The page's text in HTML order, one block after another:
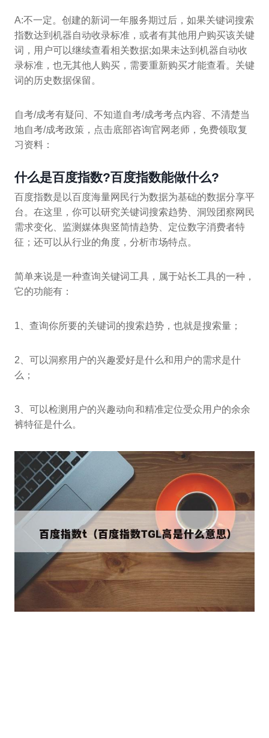
A:不一定。创建的新词一年服务期过后，如果关键词搜索
指数达到机器自动收录标准，或者有其他用户购买该关键
词，用户可以继续查看相关数据;如果未达到机器自动收
录标准，也无其他人购买，需要重新购买才能查看。关键
词的历史数据保留。
自考/成考有疑问、不知道自考/成考考点内容、不清楚当
地自考/成考政策，点击底部咨询官网老师，免费领取复
习资料：
什么是百度指数?百度指数能做什么?
百度指数是以百度海量网民行为数据为基础的数据分享平
台。在这里，你可以研究关键词搜索趋势、洞毁团察网民
需求变化、监测媒体舆竖简情趋势、定位数字消费者特
征；还可以从行业的角度，分析市场特点。
简单来说是一种查询关键词工具，属于站长工具的一种，
它的功能有：
1、查询你所要的关键词的搜索趋势，也就是搜索量；
2、可以洞察用户的兴趣爱好是什么和用户的需求是什
么；
3、可以检测用户的兴趣动向和精准定位受众用户的余余
裤特征是什么。